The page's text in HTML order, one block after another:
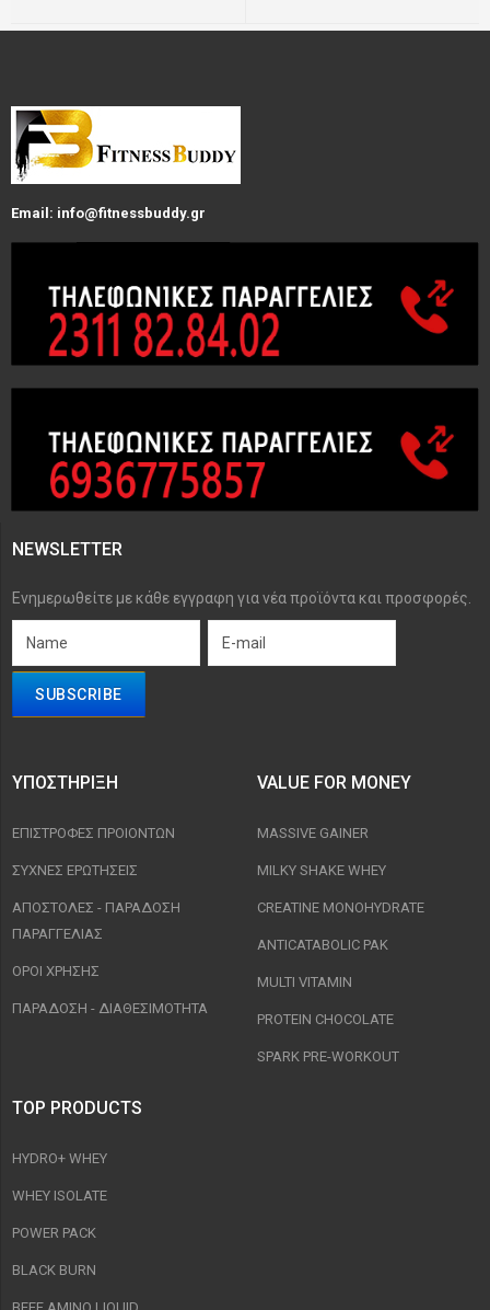
Email: info@fitnessbuddy.gr
NEWSLETTER
Ενημερωθείτε με κάθε εγγραφη για νέα προϊόντα και προσφορές.
ΥΠΟΣΤΉΡΙΞΗ
ΕΠΙΣΤΡΟΦΈΣ ΠΡΟΙΟΝΤΩΝ
ΣΥΧΝΈΣ ΕΡΩΤΉΣΕΙΣ
ΑΠΟΣΤΟΛΈΣ - ΠΑΡΆΔΟΣΗ
ΠΑΡΑΓΓΕΛΊΑΣ
ΟΡΟΙ ΧΡΉΣΗΣ
ΠΑΡΑΔΟΣΗ - ΔΙΑΘΕΣΙΜΌΤΗΤΑ
VALUE FOR MONEY
MASSIVE GAINER
MILKY SHAKE WHEY
CREATINE MONOHYDRATE
ANTICATABOLIC PAK
MULTI VITAMIN
PROTEIN CHOCOLATE
SPARK PRE-WORKOUT
TOP PRODUCTS
HYDRO+ WHEY
WHEY ISOLATE
POWER PACK
BLACK BURN